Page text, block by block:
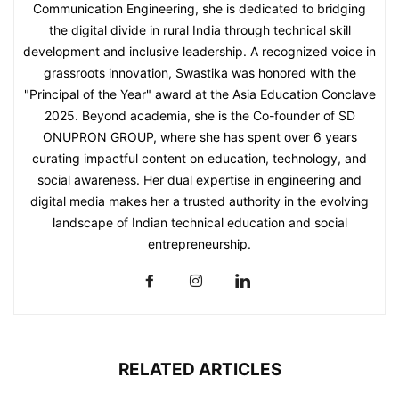
Communication Engineering, she is dedicated to bridging
the digital divide in rural India through technical skill
development and inclusive leadership. A recognized voice in
grassroots innovation, Swastika was honored with the
"Principal of the Year" award at the Asia Education Conclave
2025. Beyond academia, she is the Co-founder of SD
ONUPRON GROUP, where she has spent over 6 years
curating impactful content on education, technology, and
social awareness. Her dual expertise in engineering and
digital media makes her a trusted authority in the evolving
landscape of Indian technical education and social
entrepreneurship.
RELATED ARTICLES